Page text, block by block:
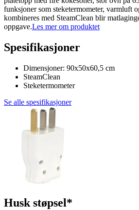
funksjoner som steketermometer, varmluft
kombineres med SteamClean blir
oppgave.Les mer om produktet
Spesifikasjoner
Dimensjoner: 90x50x60,5 cm
SteamClean
Steketermometer
Se alle spesifikasjoner
Husk støpsel*